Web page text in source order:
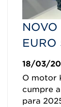
NOVO
18/03/
O motor
cumpre
para